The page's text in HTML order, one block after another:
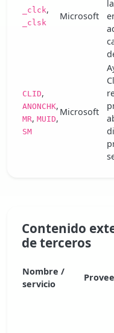
_clck,
_clsk
Microsoft
CLID,
ANONCHK,
MR, MUID,
SM
Microsoft
Contenido
de terceros
Nombre /
servicio